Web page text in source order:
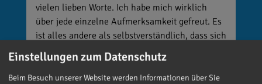
vielen lieben Worte. Ich habe mich wirklich
über jede einzelne Aufmerksamkeit gefreut. Es
ist alles andere als selbstverständlich, dass sich
so viele Menschen die Zeit nehmen, an einen zu
denken. Umso mehr weiß ich das zu schätzen.
Einstellungen zum Datenschutz
Beim Besuch unserer Website werden Informationen über Sie